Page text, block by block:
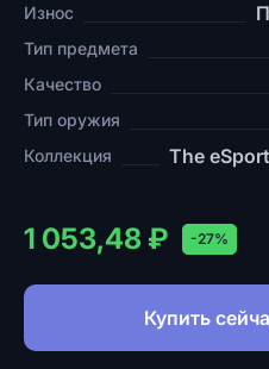
Износ
Тип предмета
Качество
Тип оружия
Коллекция The
1 053,48 ₽ -27%
Купить